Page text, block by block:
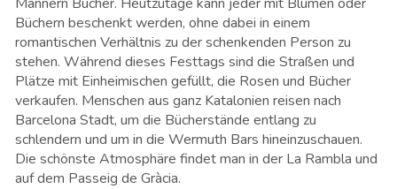
Büchern beschenkt werden, ohne dabei in einem
romantischen Verhältnis zu der schenkenden Person zu
stehen. Während dieses Festtags sind die Straßen und
Plätze mit Einheimischen gefüllt, die Rosen und Bücher
verkaufen. Menschen aus ganz Katalonien reisen nach
Barcelona Stadt, um die Bücherstände entlang zu
schlendern und um in die Wermuth Bars hineinzuschauen.
Die schönste Atmosphäre findet man in der La Rambla und
auf dem Passeig de Gràcia.